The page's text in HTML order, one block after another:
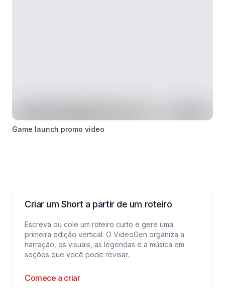
Game launch promo video
Criar um Short a partir de um roteiro
Escreva ou cole um roteiro curto e gere uma
primeira edição vertical. O VideoGen organiza a
narração, os visuais, as legendas e a música em
seções que você pode revisar.
Comece a criar